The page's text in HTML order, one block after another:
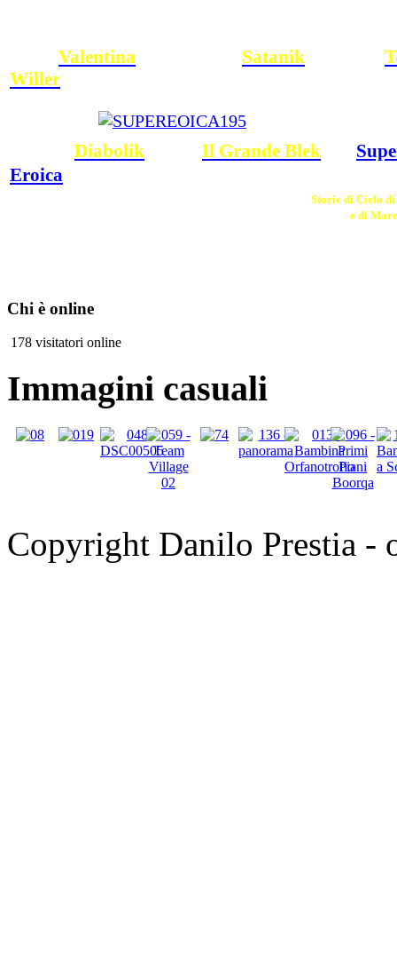
Valentina Satanik
Willer
Diabolik Il Grande Blek
Eroica
Storie di Cielo
e di Mare
Chi è online
178 visitatori online
Immagini casuali
Copyright Danilo Prestia -